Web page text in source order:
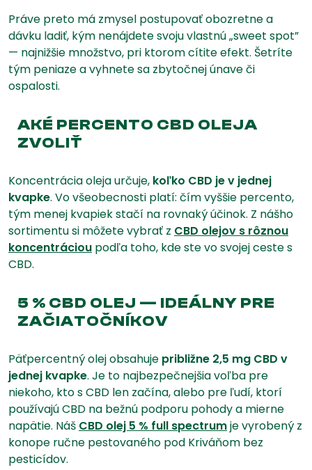
Práve preto má zmysel postupovať obozretne a
dávku ladiť, kým nenájdete svoju vlastnú „sweet spot”
— najnižšie množstvo, pri ktorom cítite efekt. Šetríte
tým peniaze a vyhnete sa zbytočnej únave či
ospalosti.
AKÉ PERCENTO CBD OLEJA
ZVOLIŤ
Koncentrácia oleja určuje, koľko CBD je v jednej
kvapke. Vo všeobecnosti platí: čím vyššie percento,
tým menej kvapiek stačí na rovnaký účinok. Z nášho
sortimentu si môžete vybrať z CBD olejov s rôznou
koncentráciou podľa toho, kde ste vo svojej ceste s
CBD.
5 % CBD OLEJ — IDEÁLNY PRE
ZAČIATOČNÍKOV
Päťpercentný olej obsahuje približne 2,5 mg CBD v
jednej kvapke. Je to najbezpečnejšia voľba pre
niekoho, kto s CBD len začína, alebo pre ľudí, ktorí
používajú CBD na bežnú podporu pohody a mierne
napätie. Náš CBD olej 5 % full spectrumje vyrobený z
konope ručne pestovaného pod Kriváňom bez
pesticídov.